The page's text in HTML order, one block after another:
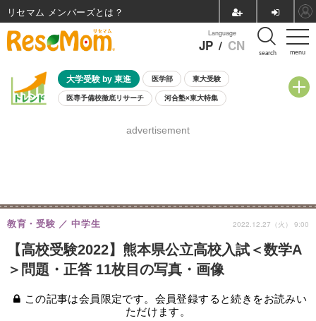
menu
Language
JP / CN search
大学受験 by 東進 医学部 東大受験
医専予備校徹底リサーチ 河合塾×東大特集
8月開催学校説明会・相談会
advertisement
【高校受験2022】熊本県公立高校入試＜数学A
＞問題・正答 11枚目の写真・画像
教育・受験 中学生 2022.12.27（火） 9:00
この記事は会員限定です。会員登録すると続きをお読みい
ただけます。
リセマム メンバーズ